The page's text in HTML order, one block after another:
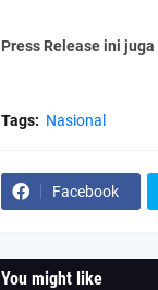
Press Release ini
Tags: Nasional
Facebook
You might like